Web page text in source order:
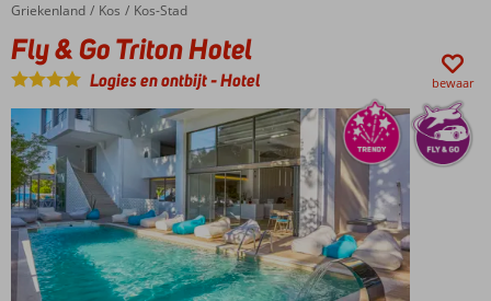
kamers
Heerlijk
groot
zwembad
Home
Griekenland Kos Kos-Stad
Fly & Go Triton Hotel
Fly & Go Triton Hotel
Logies en ontbijt-Hotel bewaar